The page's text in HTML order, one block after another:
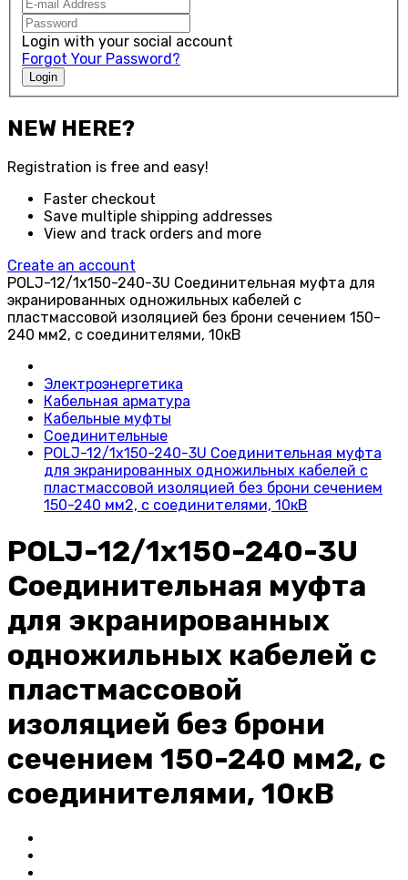
Login with your social account
Forgot Your Password?
Login
NEW HERE?
Registration is free and easy!
Faster checkout
Save multiple shipping addresses
View and track orders and more
Create an account
POLJ-12/1x150-240-3U Соединительная муфта для
экранированных одножильных кабелей с
пластмассовой изоляцией без брони сечением 150-
240 мм2, с соединителями, 10кВ
Электроэнергетика
Кабельная арматура
Кабельные муфты
Соединительные
POLJ-12/1x150-240-3U Соединительная муфта
для экранированных одножильных кабелей с
пластмассовой изоляцией без брони сечением
150-240 мм2, с соединителями, 10кВ
POLJ-12/1x150-240-3U
Соединительная муфта
для экранированных
одножильных кабелей с
пластмассовой
изоляцией без брони
сечением 150-240 мм2, с
соединителями, 10кВ